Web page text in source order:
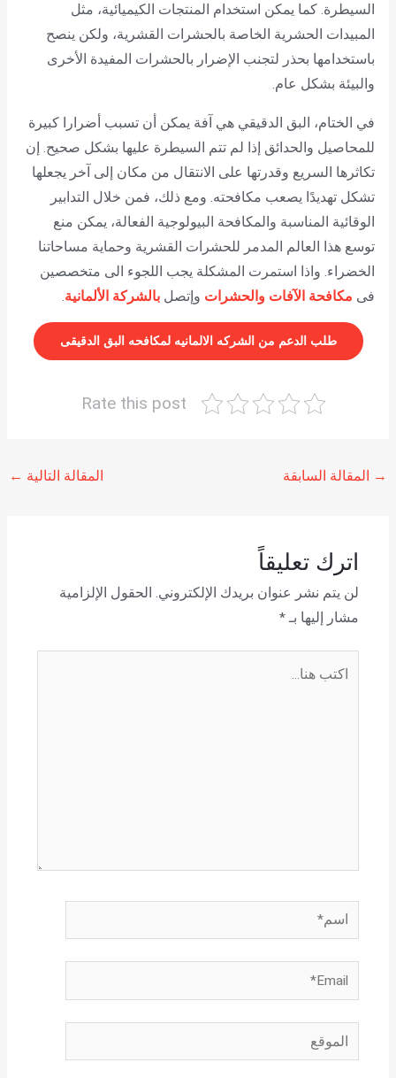
السيطرة. كما يمكن استخدام المنتجات الكيميائية، مثل
المبيدات الحشرية الخاصة بالحشرات القشرية، ولكن ينصح
باستخدامها بحذر لتجنب الإضرار بالحشرات المفيدة الأخرى
والبيئة بشكل عام.
في الختام، البق الدقيقي هي آفة يمكن أن تسبب أضرارا كبيرة
للمحاصيل والحدائق إذا لم تتم السيطرة عليها بشكل صحيح. إن
تكاثرها السريع وقدرتها على الانتقال من مكان إلى آخر يجعلها
تشكل تهديدًا يصعب مكافحته. ومع ذلك، فمن خلال التدابير
الوقائية المناسبة والمكافحة البيولوجية الفعالة، يمكن منع
توسع هذا العالم المدمر للحشرات القشرية وحماية مساحاتنا
الخضراء. واذا استمرت المشكلة يجب اللجوء الى متخصصين
فى مكافحة الآفات والحشرات وإتصل بالشركة الألمانية
طلب الدعم من الشركه الالمانيه لمكافحه البق الدقيقى
Rate this post
→ المقالة السابقة المقالة التالية ←
اترك تعليقاً
لن يتم نشر عنوان بريدك الإلكتروني. الحقول الإلزامية
مشار إليها بـ*
اسم*
Email*
الموقع